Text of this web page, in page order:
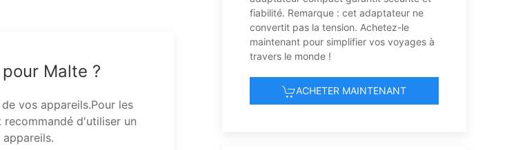
Malte ?
vos appareils.Pour les
d'utiliser un
fiabilité. Remarque : cet adaptateur ne
convertit pas la tension. Achetez-le
maintenant pour simplifier vos voyages à
travers le monde !
ACHETER MAINTENANT